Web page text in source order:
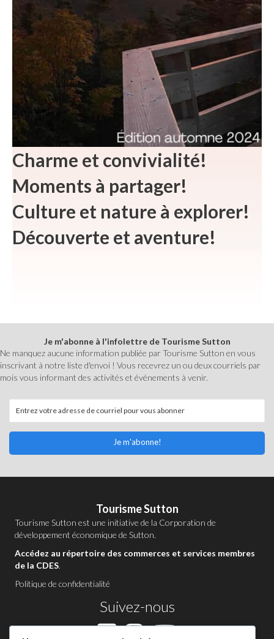
Charme et convivialité!
Moments à partager!
Culture et nature à explorer!
Découverte et aventure!
Je m'abonne à l'infolettre de Tourisme Sutton
Ne manquez aucune information publiée par Tourisme Sutton en vous
inscrivant à notre liste d'envoi ! Vous recevrez un ou deux courriels par
mois vous informant des activités et événements à venir.
Je m'abonne!
Tourisme Sutton
Tourisme Sutton est une initiative de la Corporation de
développement économique de Sutton.
Accédez au répertoire des commerces et services membres
de la CDES.
Politique de confidentialité
Suivez-nous